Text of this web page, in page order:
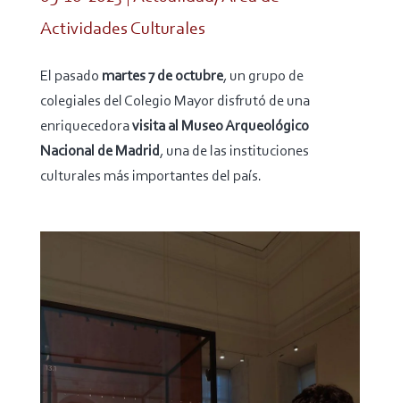
Actividades Culturales
El pasado martes 7 de octubre, un grupo de
colegiales del Colegio Mayor disfrutó de una
enriquecedoravisita al Museo Arqueológico
Nacional de Madrid, una de las instituciones
culturales más importantes del país.